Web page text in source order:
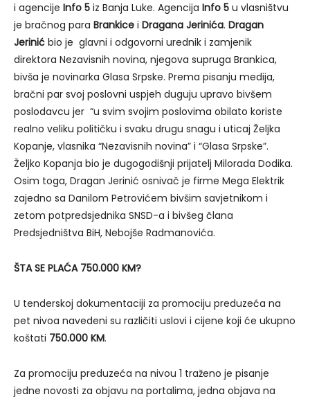
i agencije Info 5 iz Banja Luke. Agencija Info 5 u vlasništvu
je bračnog para Brankice i Dragana Jerinića. Dragan
Jerinić bio je glavni i odgovorni urednik i zamjenik
direktora Nezavisnih novina, njegova supruga Brankica,
bivša je novinarka Glasa Srpske. Prema pisanju medija,
bračni par svoj poslovni uspjeh duguju upravo bivšem
poslodavcu jer “u svim svojim poslovima obilato koriste
realno veliku političku i svaku drugu snagu i uticaj Željka
Kopanje, vlasnika “Nezavisnih novina” i “Glasa Srpske”.
Željko Kopanja bio je dugogodišnji prijatelj Milorada Dodika.
Osim toga, Dragan Jerinić osnivač je firme Mega Elektrik
zajedno sa Danilom Petrovićem bivšim savjetnikom i
zetom potpredsjednika SNSD-a i bivšeg člana
Predsjedništva BiH, Nebojše Radmanovića.
ŠTA SE PLAĆA 750.000 KM?
U tenderskoj dokumentaciji za promociju preduzeća na
pet nivoa navedeni su različiti uslovi i cijene koji će ukupno
koštati 750.000 KM.
Za promociju preduzeća na nivou 1 traženo je pisanje
jedne novosti za objavu na portalima, jedna objava na